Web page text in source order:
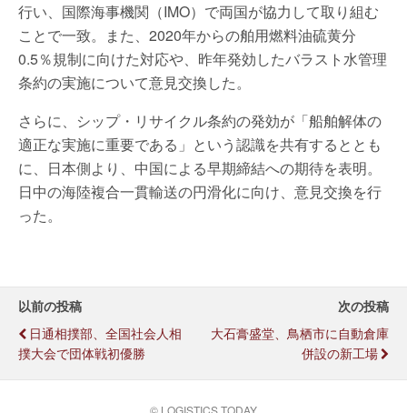
行い、国際海事機関（IMO）で両国が協力して取り組む
ことで一致。また、2020年からの舶用燃料油硫黄分
0.5％規制に向けた対応や、昨年発効したバラスト水管理
条約の実施について意見交換した。
さらに、シップ・リサイクル条約の発効が「船舶解体の
適正な実施に重要である」という認識を共有するととも
に、日本側より、中国による早期締結への期待を表明。
日中の海陸複合一貫輸送の円滑化に向け、意見交換を行
った。
以前の投稿
日通相撲部、全国社会人相
撲大会で団体戦初優勝
次の投稿
大石膏盛堂、鳥栖市に自動倉庫
併設の新工場
© LOGISTICS TODAY